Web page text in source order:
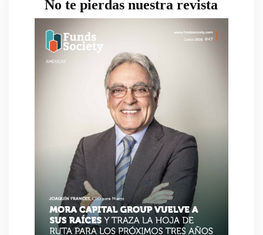
No te pierdas nuestra revista